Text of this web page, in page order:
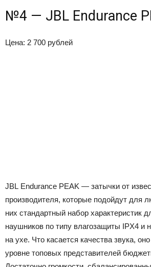
№4 — JBL Endurance
Цена: 2 700 рублей
JBL Endurance PEAK — затычки от
производителя, которые подойдут для
них стандартный набор характеристик
наушников по типу влагозащиты IPX4 и
на ухе. Что касается качества звука,
уровне топовых представителей